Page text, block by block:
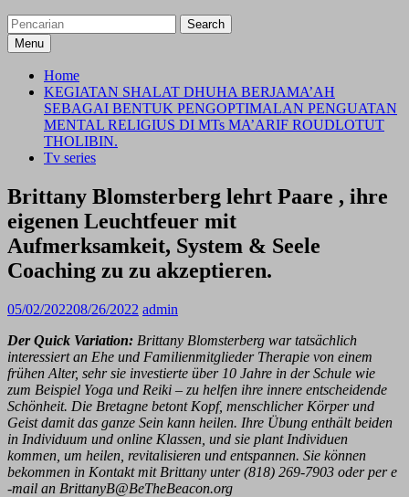
Search
for:Menu
Home
KEGIATAN SHALAT DHUHA BERJAMA’AH
SEBAGAI BENTUK PENGOPTIMALAN PENGUATAN
MENTAL RELIGIUS DI MTs MA’ARIF ROUDLOTUT
THOLIBIN.
Tv series
Brittany Blomsterberg lehrt Paare , ihre
eigenen Leuchtfeuer mit
Aufmerksamkeit, System & Seele
Coaching zu zu akzeptieren.
05/02/202208/26/2022 admin
Der Quick Variation: Brittany Blomsterberg war tatsächlich
interessiert an Ehe und Familienmitglieder Therapie von einem
frühen Alter, sehr sie investierte über 10 Jahre in der Schule wie
zum Beispiel Yoga und Reiki – zu helfen ihre innere entscheidende
Schönheit. Die Bretagne betont Kopf, menschlicher Körper und
Geist damit das ganze Sein kann heilen. Ihre Übung enthält beiden
in Individuum und online Klassen, und sie plant Individuen
kommen, um heilen, revitalisieren und entspannen. Sie können
bekommen in Kontakt mit Brittany unter (818) 269-7903 oder per e
-mail an BrittanyB@BeTheBeacon.org